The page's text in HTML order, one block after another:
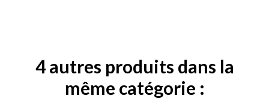
4 autres produits dans la
même catégorie :